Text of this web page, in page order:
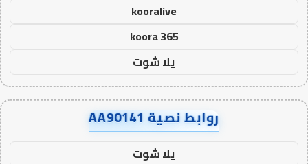
kooralive
koora 365
يلا شوت
روابط نصية AA90141
يلا شوت